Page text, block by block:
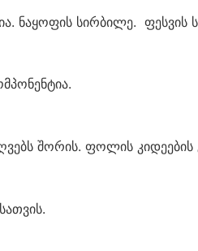
სირბილე. ფესვის
შორის. ფოლის